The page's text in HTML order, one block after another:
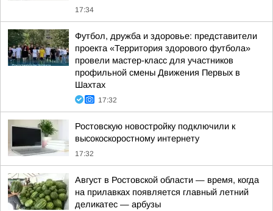
17:34
Футбол, дружба и здоровье: представители
проекта «Территория здорового футбола»
провели мастер-класс для участников
профильной смены Движения Первых в
Шахтах
17:32
Ростовскую новостройку подключили к
высокоскоростному интернету
17:32
Август в Ростовской области — время, когда
на прилавках появляется главный летний
деликатес — арбузы